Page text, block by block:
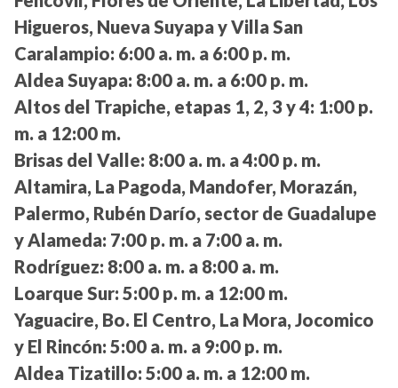
Higueros, Nueva Suyapa y Villa San
Caralampio: 6:00 a. m. a 6:00 p. m.
Aldea Suyapa: 8:00 a. m. a 6:00 p. m.
Altos del Trapiche, etapas 1, 2, 3 y 4: 1:00 p.
m. a 12:00 m.
Brisas del Valle: 8:00 a. m. a 4:00 p. m.
Altamira, La Pagoda, Mandofer, Morazán,
Palermo, Rubén Darío, sector de Guadalupe
y Alameda: 7:00 p. m. a 7:00 a. m.
Rodríguez: 8:00 a. m. a 8:00 a. m.
Loarque Sur: 5:00 p. m. a 12:00 m.
Yaguacire, Bo. El Centro, La Mora, Jocomico
y El Rincón: 5:00 a. m. a 9:00 p. m.
Aldea Tizatillo: 5:00 a. m. a 12:00 m.